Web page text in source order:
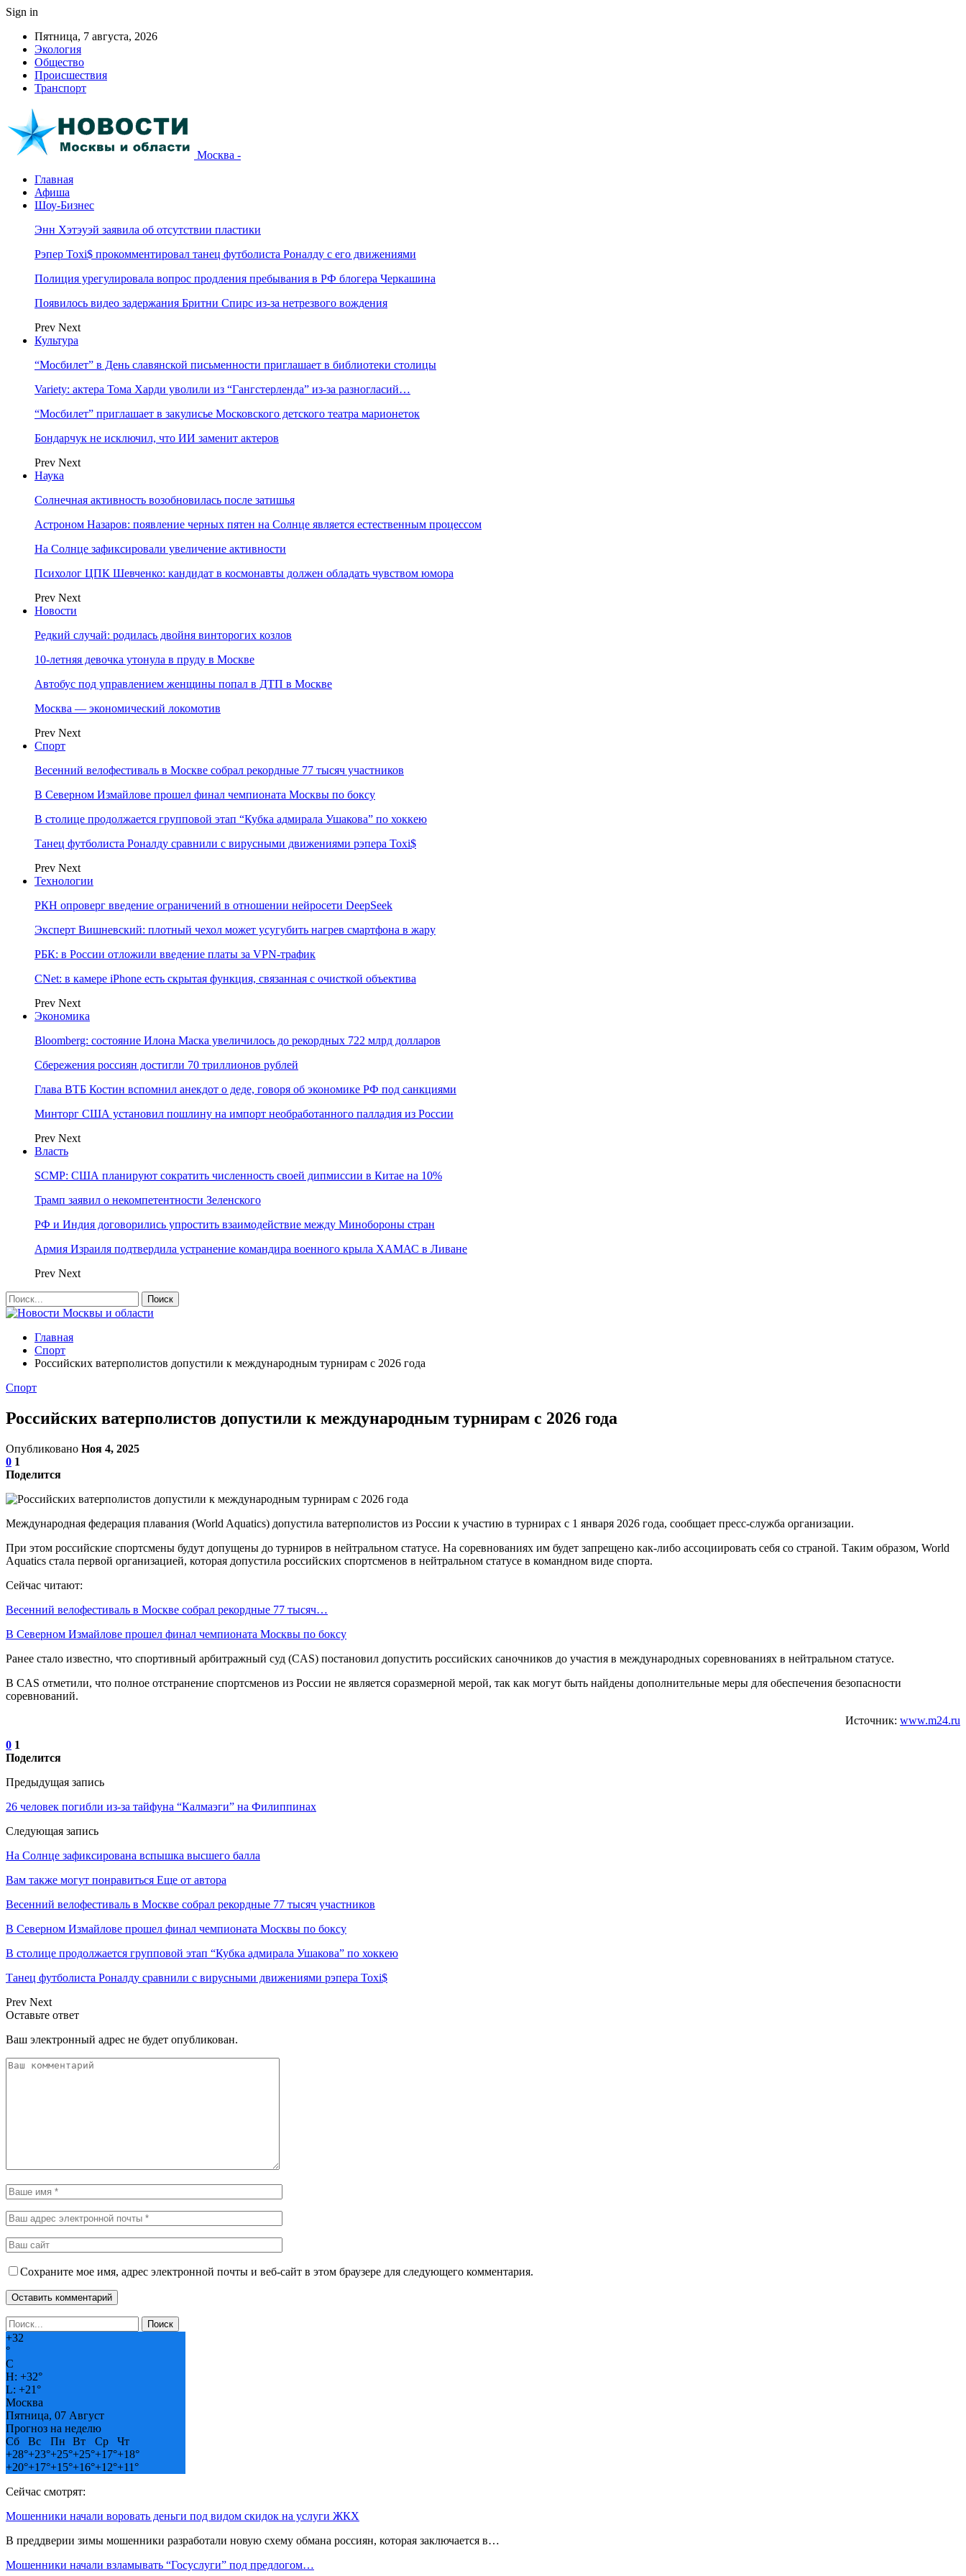
Sign in
Пятница, 7 августа, 2026
Экология
Общество
Происшествия
Транспорт
Москва -
Главная
Афиша
Шоу-Бизнес
Энн Хэтэуэй заявила об отсутствии пластики
Рэпер Toxi$ прокомментировал танец футболиста Роналду с его движениями
Полиция урегулировала вопрос продления пребывания в РФ блогера Черкашина
Появилось видео задержания Бритни Спирс из-за нетрезвого вождения
Prev Next
Культура
“Мосбилет” в День славянской письменности приглашает в библиотеки столицы
Variety: актера Тома Харди уволили из “Гангстерленда” из-за разногласий…
“Мосбилет” приглашает в закулисье Московского детского театра марионеток
Бондарчук не исключил, что ИИ заменит актеров
Prev Next
Наука
Солнечная активность возобновилась после затишья
Астроном Назаров: появление черных пятен на Солнце является естественным процессом
На Солнце зафиксировали увеличение активности
Психолог ЦПК Шевченко: кандидат в космонавты должен обладать чувством юмора
Prev Next
Новости
Редкий случай: родилась двойня винторогих козлов
10-летняя девочка утонула в пруду в Москве
Автобус под управлением женщины попал в ДТП в Москве
Москва — экономический локомотив
Prev Next
Спорт
Весенний велофестиваль в Москве собрал рекордные 77 тысяч участников
В Северном Измайлове прошел финал чемпионата Москвы по боксу
В столице продолжается групповой этап “Кубка адмирала Ушакова” по хоккею
Танец футболиста Роналду сравнили с вирусными движениями рэпера Toxi$
Prev Next
Технологии
РКН опроверг введение ограничений в отношении нейросети DeepSeek
Эксперт Вишневский: плотный чехол может усугубить нагрев смартфона в жару
РБК: в России отложили введение платы за VPN-трафик
CNet: в камере iPhone есть скрытая функция, связанная с очисткой объектива
Prev Next
Экономика
Bloomberg: состояние Илона Маска увеличилось до рекордных 722 млрд долларов
Сбережения россиян достигли 70 триллионов рублей
Глава ВТБ Костин вспомнил анекдот о деде, говоря об экономике РФ под санкциями
Минторг США установил пошлину на импорт необработанного палладия из России
Prev Next
Власть
SCMP: США планируют сократить численность своей дипмиссии в Китае на 10%
Трамп заявил о некомпетентности Зеленского
РФ и Индия договорились упростить взаимодействие между Минобороны стран
Армия Израиля подтвердила устранение командира военного крыла ХАМАС в Ливане
Prev Next
Главная
Спорт
Российских ватерполистов допустили к международным турнирам с 2026 года
Спорт
Российских ватерполистов допустили к международным турнирам с 2026 года
Опубликовано Ноя 4, 2025
0 1
Поделится
Международная федерация плавания (World Aquatics) допустила ватерполистов из России к участию в турнирах с 1 января 2026 года, сообщает пресс-служба организации.
При этом российские спортсмены будут допущены до турниров в нейтральном статусе. На соревнованиях им будет запрещено как-либо ассоциировать себя со страной. Таким образом, World
Aquatics стала первой организацией, которая допустила российских спортсменов в нейтральном статусе в командном виде спорта.
Сейчас читают:
Весенний велофестиваль в Москве собрал рекордные 77 тысяч…
В Северном Измайлове прошел финал чемпионата Москвы по боксу
Ранее стало известно, что спортивный арбитражный суд (CAS) постановил допустить российских саночников до участия в международных соревнованиях в нейтральном статусе.
В CAS отметили, что полное отстранение спортсменов из России не является соразмерной мерой, так как могут быть найдены дополнительные меры для обеспечения безопасности
соревнований.
Источник: www.m24.ru
0 1
Поделится
Предыдущая запись
26 человек погибли из-за тайфуна “Калмаэги” на Филиппинах
Следующая запись
На Солнце зафиксирована вспышка высшего балла
Вам также могут понравиться Еще от автора
Весенний велофестиваль в Москве собрал рекордные 77 тысяч участников
В Северном Измайлове прошел финал чемпионата Москвы по боксу
В столице продолжается групповой этап “Кубка адмирала Ушакова” по хоккею
Танец футболиста Роналду сравнили с вирусными движениями рэпера Toxi$
Prev Next
Оставьте ответ
Ваш электронный адрес не будет опубликован.
Сохраните мое имя, адрес электронной почты и веб-сайт в этом браузере для следующего комментария.
+32
°
C
H: +32°
L: +21°
Москва
Пятница, 07 Август
Прогноз на неделю
Сб
Вс Пн Вт Ср
Чт
+28°+23°+25°+25°+17°+18°
+20°+17°+15°+16°+12°+11°
Сейчас смотрят:
Мошенники начали воровать деньги под видом скидок на услуги ЖКХ
В преддверии зимы мошенники разработали новую схему обмана россиян, которая заключается в…
Мошенники начали взламывать “Госуслуги” под предлогом…